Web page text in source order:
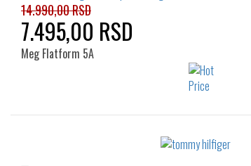
Izaberi željeni broj:
14.990,00 RSD
7.495,00 RSD
Meg Flatform 5A